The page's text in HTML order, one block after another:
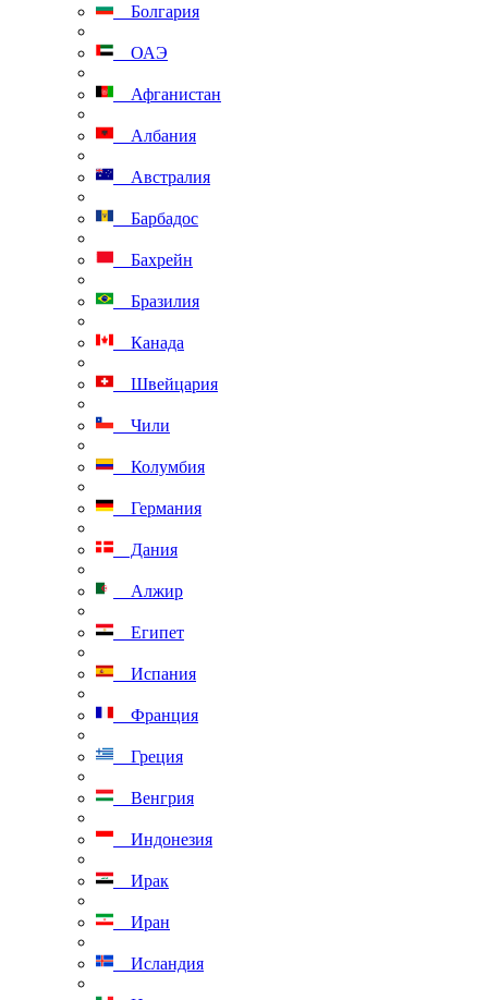
Болгария
ОАЭ
Афганистан
Албания
Австралия
Барбадос
Бахрейн
Бразилия
Канада
Швейцария
Чили
Колумбия
Германия
Дания
Алжир
Египет
Испания
Франция
Греция
Венгрия
Индонезия
Ирак
Иран
Исландия